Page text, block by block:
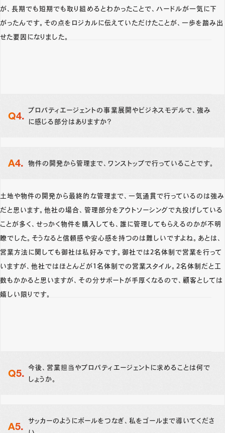
が、長期でも短期でも取り組めるとわかったことで、ハードルが一気に下
がったんです。その点をロジカルに伝えていただけたことが、一歩を踏み出
せた要因になりました。
プロパティエージェントの事業展開やビジネスモデルで、強み
に感じる部分はありますか？
物件の開発から管理まで、ワンストップで行っていることです。
土地や物件の開発から最終的な管理まで、一気通貫で行っているのは強み
だと思います。他社の場合、管理部分をアウトソーシングで丸投げしている
ことが多く、せっかく物件を購入しても、誰に管理してもらえるのかが不明
瞭でした。そうなると信頼感や安心感を持つのは難しいですよね。あとは、
営業方法に関しても御社は私好みです。御社では2名体制で営業を行って
いますが、他社ではほとんどが1名体制での営業スタイル。2名体制だと工
数もかかると思いますが、その分サポートが手厚くなるので、顧客としては
嬉しい限りです。
今後、営業担当やプロパティエージェントに求めることは何で
しょうか。
サッカーのようにボールをつなぎ、私をゴールまで導いてくださ